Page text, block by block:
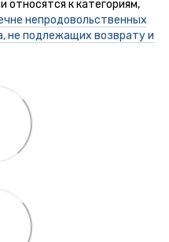
относятся к категориям,
непродовольственных
не подлежащих возврату и